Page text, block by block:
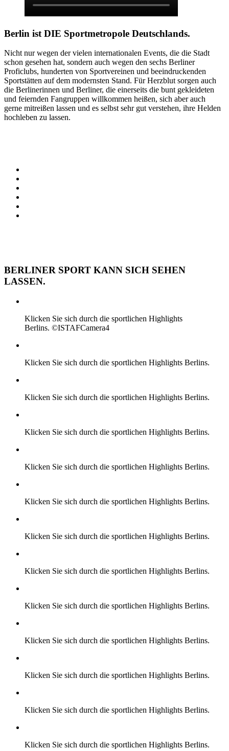
Berlin ist DIE Sportmetropole Deutschlands.
Nicht nur wegen der vielen internationalen Events, die die Stadt
schon gesehen hat, sondern auch wegen den sechs Berliner
Proficlubs, hunderten von Sportvereinen und beeindruckenden
Sportstätten auf dem modernsten Stand. Für Herzblut sorgen auch
die Berlinerinnen und Berliner, die einerseits die bunt gekleideten
und feiernden Fangruppen willkommen heißen, sich aber auch
gerne mitreißen lassen und es selbst sehr gut verstehen, ihre Helden
hochleben zu lassen.
BERLINER SPORT KANN SICH SEHEN
LASSEN.
Klicken Sie sich durch die sportlichen Highlights
Berlins. ©ISTAFCamera4
Klicken Sie sich durch die sportlichen Highlights Berlins.
Klicken Sie sich durch die sportlichen Highlights Berlins.
Klicken Sie sich durch die sportlichen Highlights Berlins.
Klicken Sie sich durch die sportlichen Highlights Berlins.
Klicken Sie sich durch die sportlichen Highlights Berlins.
Klicken Sie sich durch die sportlichen Highlights Berlins.
Klicken Sie sich durch die sportlichen Highlights Berlins.
Klicken Sie sich durch die sportlichen Highlights Berlins.
Klicken Sie sich durch die sportlichen Highlights Berlins.
Klicken Sie sich durch die sportlichen Highlights Berlins.
Klicken Sie sich durch die sportlichen Highlights Berlins.
Klicken Sie sich durch die sportlichen Highlights Berlins.